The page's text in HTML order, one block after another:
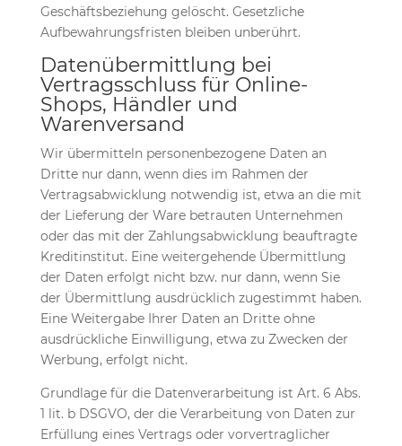
Geschäftsbeziehung gelöscht. Gesetzliche
Aufbewahrungsfristen bleiben unberührt.
Datenübermittlung bei
Vertragsschluss für Online-
Shops, Händler und
Warenversand
Wir übermitteln personenbezogene Daten an
Dritte nur dann, wenn dies im Rahmen der
Vertragsabwicklung notwendig ist, etwa an die mit
der Lieferung der Ware betrauten Unternehmen
oder das mit der Zahlungsabwicklung beauftragte
Kreditinstitut. Eine weitergehende Übermittlung
der Daten erfolgt nicht bzw. nur dann, wenn Sie
der Übermittlung ausdrücklich zugestimmt haben.
Eine Weitergabe Ihrer Daten an Dritte ohne
ausdrückliche Einwilligung, etwa zu Zwecken der
Werbung, erfolgt nicht.
Grundlage für die Datenverarbeitung ist Art. 6 Abs.
1 lit. b DSGVO, der die Verarbeitung von Daten zur
Erfüllung eines Vertrags oder vorvertraglicher